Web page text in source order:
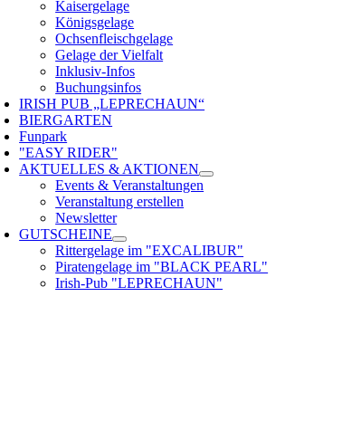
Kaisergelage
Königsgelage
Ochsenfleischgelage
Gelage der Vielfalt
Inklusiv-Infos
Buchungsinfos
IRISH PUB „LEPRECHAUN“
BIERGARTEN
Funpark
"EASY RIDER"
AKTUELLES & AKTIONEN
Events & Veranstaltungen
Veranstaltung erstellen
Newsletter
GUTSCHEINE
Rittergelage im "EXCALIBUR"
Piratengelage im "BLACK PEARL"
Irish-Pub "LEPRECHAUN"